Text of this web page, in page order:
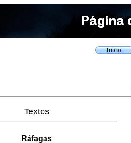
Textos
Ráfagas